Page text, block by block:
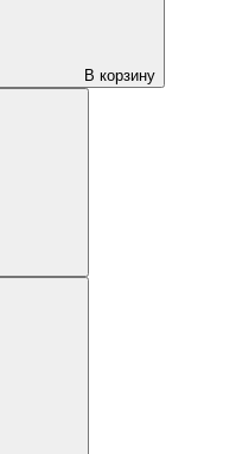
В корзину